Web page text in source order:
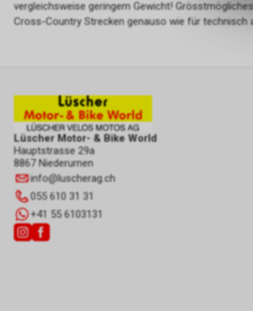
vergleichsweise geringem Gewicht!
Cross-Country Strecken genauso wie für technisch
Lüscher Motor- & Bike World
Hauptstrasse 29a
8867 Niederurnen
info@luscherag.ch
055 610 31 31
+41 55 6103131